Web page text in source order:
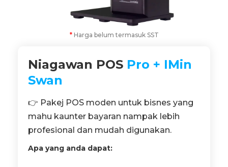
Niagawan POS Pro + IMin
Swan
👉 Pakej POS moden untuk bisnes yang
mahu kaunter bayaran nampak lebih
profesional dan mudah digunakan.
Apa yang anda dapat:
*Harga belum termasuk SST